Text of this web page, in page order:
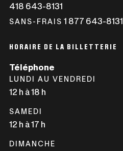
418 643-8131
LIEN
DANS
FENÊTRE
SANS-FRAIS 1 877 643-8131
HORAIRE DE LA BILLETTERIE
Téléphone
LUNDI AU VENDREDI
12 h à 18 h
SAMEDI
12 h à 17 h
DIMANCHE